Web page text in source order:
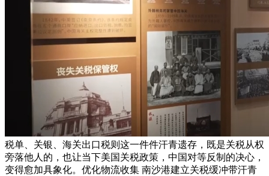
税单、关银、海关出口税则这一件件汗青遗存，既是关税从权
旁落他人的，也让当下美国关税政策，中国对等反制的决心，
变得愈加具象化。优化物流收集 南沙港建立关税缓冲带汗青